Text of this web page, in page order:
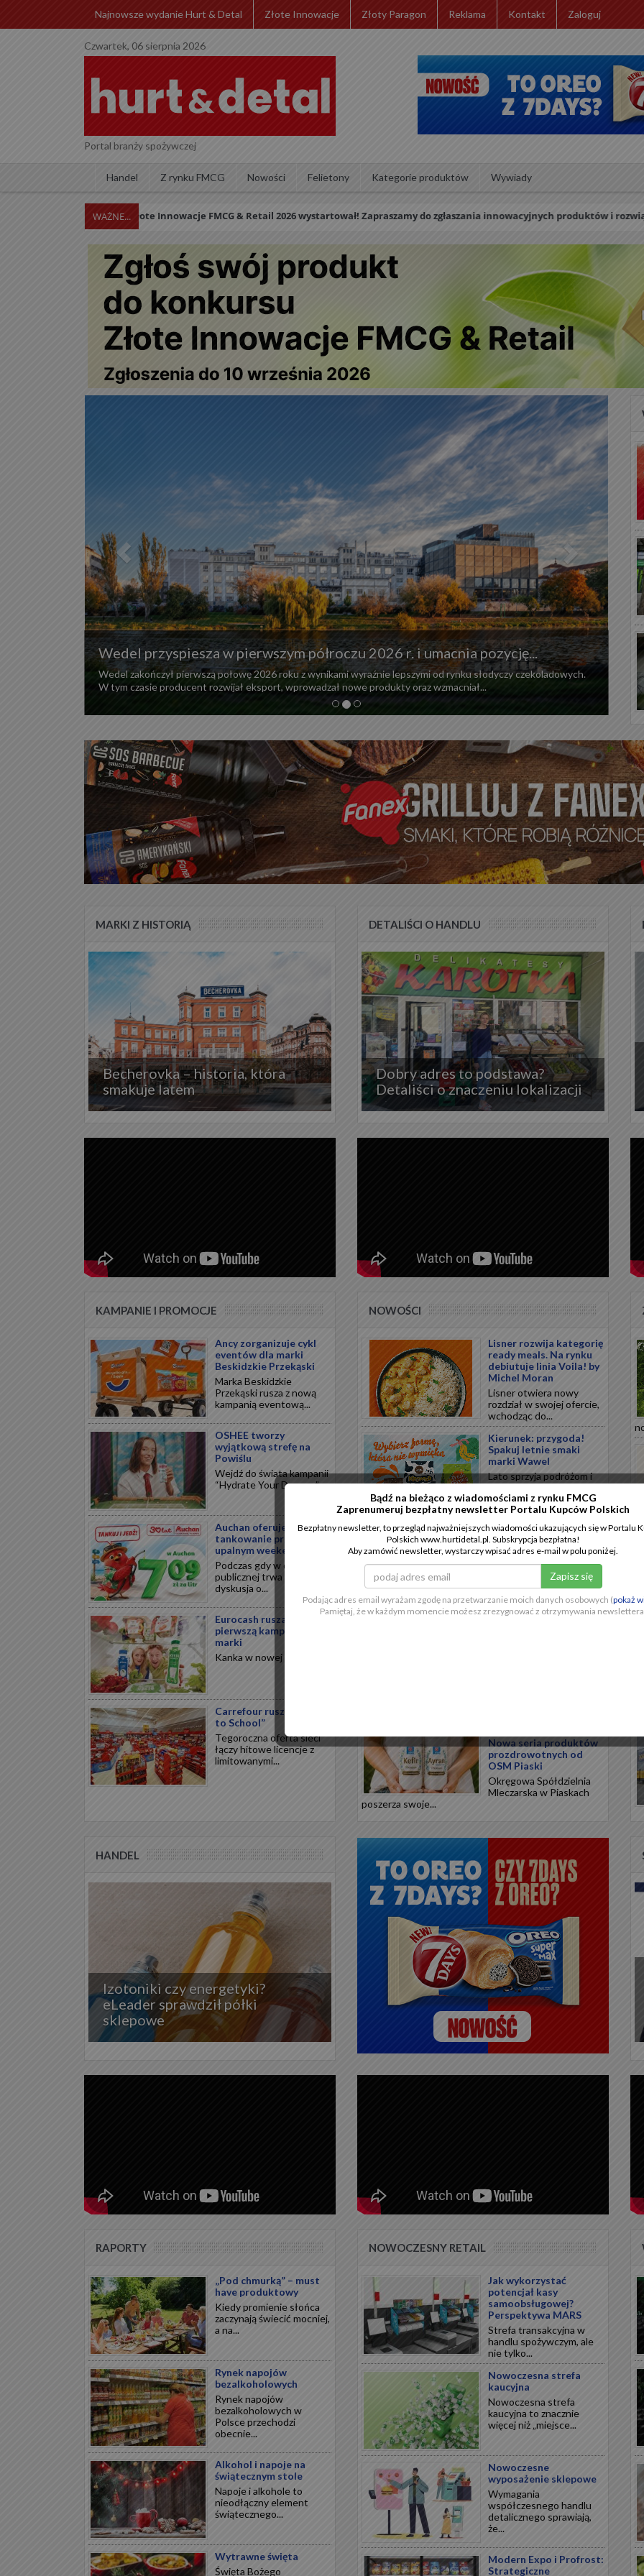
Najnowsze wydanie Hurt & Detal Złote Innowacje Złoty Paragon Reklama Kontakt Zaloguj
Czwartek, 06 sierpnia 2026
Portal branży spożywczej
Handel Z rynku FMCG Nowości Felietony Kategorie produktów Wywiady
Konkurs Złote Innowacje FMCG & Retail 2026 wystartował! Zapraszamy do zgłaszania innowacyjnych produktów i rozwiązań
przyspiesza w pierwszym półroczu 2026 r. i umacnia pozycję...
zakończył pierwszą połowę 2026 roku z wynikami wyraźnie lepszymi od rynku słodyczy czekoladowych.
tym czasie producent rozwijał eksport, wprowadzał nowe produkty oraz wzmacniał...
Agata Makowska
Agata Makowska została
Spółdzielni Mleczarskiej w
Poprzedni Następny
MARKI Z HISTORIĄ
Becherovka – historia, która
smakuje latem
DETALIŚCI O HANDLU
Dobry adres to podstawa?
Detaliści o znaczeniu lokalizacji
KAMPANIE I PROMOCJE
Ancy zorganizuje cykl
eventów dla marki
Beskidzkie Przekąski
Marka Beskidzkie
Przekąski rusza z nową
kampanią eventową...
OSHEE tworzy
wyjątkową strefę na
Powiślu
Wejdź do świata kampanii
“Hydrate Your Dreams”....
Auchan oferuje tańsze
tankowanie przed
upalnym weekendem
Podczas gdy w debacie
publicznej trwa ożywiona
dyskusja o...
Eurocash rusza z
pierwszą kampanią 360°
marki
Kanka w nowej odsłonie...
Carrefour rusza z „Back
to School”
Tegoroczna oferta sieci
łączy hitowe licencje z
limitowanymi...
NOWOŚCI
Lisner rozwija kategorię
ready meals. Na rynku
debiutuje linia Voila! by
Michel Moran
Lisner otwiera nowy
rozdział w swojej ofercie,
wchodząc do...
Kierunek: przygoda!
Spakuj letnie smaki
marki Wawel
Lato sprzyja podróżom i
chwilom relaksu, a
odpowiednio...
Polska marka
CHILLBERRY
wprowadza nową
innowację w segmencie
mrożonych przekąsek
CHILLBERRY wprowadza
nową linię...
Nowa seria produktów
prozdrowotnych od
OSM Piaski
Okręgowa Spółdzielnia
Mleczarska w Piaskach
poszerza swoje...
HANDEL
Izotoniki czy energetyki?
eLeader sprawdził półki
sklepowe
RAPORTY
„Pod chmurką” – must
have produktowy
Kiedy promienie słońca
zaczynają świecić mocniej,
a na...
Rynek napojów
bezalkoholowych
Rynek napojów
bezalkoholowych w
Polsce przechodzi
obecnie...
Alkohol i napoje na
świątecznym stole
Napoje i alkohole to
nieodłączny element
świątecznego...
Wytrawne święta
Święta Bożego
NOWOCZESNY RETAIL
Jak wykorzystać
potencjał kasy
samoobsługowej?
Perspektywa MARS
Strefa transakcyjna w
handlu spożywczym, ale
nie tylko...
Nowoczesna strefa
kaucyjna
Nowoczesna strefa
kaucyjna to znacznie
więcej niż „miejsce...
Nowoczesne
wyposażenie sklepowe
Wymagania
współczesnego handlu
detalicznego sprawiają,
że...
Modern Expo i Profrost:
Strategiczne
Bądź na bieżąco z wiadomościami z rynku FMCG
Zaprenumeruj bezpłatny newsletter Portalu Kupców Polskich
Bezpłatny newsletter, to przegląd najważniejszych wiadomości ukazujących się w Portalu
Polskich www.hurtidetal.pl. Subskrypcja bezpłatna!
Aby zamówić newsletter, wystarczy wpisać adres e-mail w polu poniżej.
Podając adres email wyrażam zgodę na przetwarzanie moich danych osobowych (pokaż
Pamiętaj, że w każdym momencie możesz zrezygnować z otrzymywania